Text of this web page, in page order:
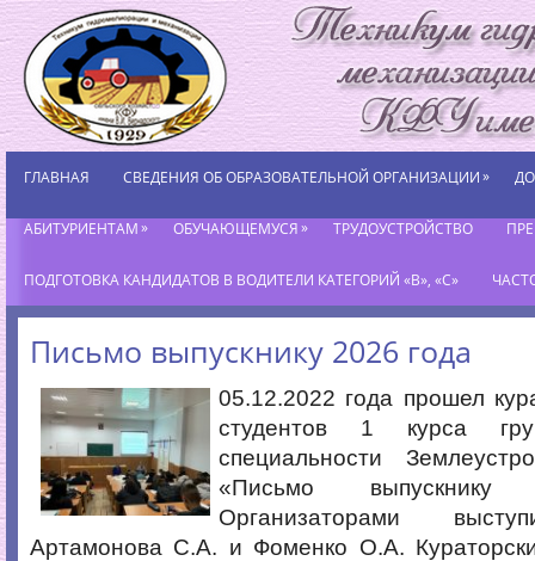
ГЛАВНАЯ СВЕДЕНИЯ ОБ ОБРАЗОВАТЕЛЬНОЙ ОРГАНИЗАЦИИ»
АБИТУРИЕНТАМ» ОБУЧАЮЩЕМУСЯ» ТРУДОУСТРОЙСТВО
ПОДГОТОВКА КАНДИДАТОВ В ВОДИТЕЛИ КАТЕГОРИЙ «В», «С»
Письмо выпускнику 2026 года
05.12.2022 года прошел
студентов 1 курса
специальности
«Письмо
Организаторами
Артамонова С.А. и Фоменко О.А.